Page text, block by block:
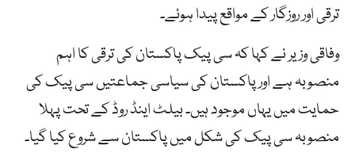
ترقی اور روزگار کے مواقع پیدا ہوئے۔
وفاقی وزیر نے کہا کہ سی پیک پاکستان کی ترقی کا اہم
منصوبہ ہے اور پاکستان کی سیاسی جماعتیں سی پیک کی
حمایت میں یہاں موجود ہیں۔ بیلٹ اینڈ روڈ کے تحت پہلا
منصوبہ سی پیک کی شکل میں پاکستان سے شروع کیا گیا۔